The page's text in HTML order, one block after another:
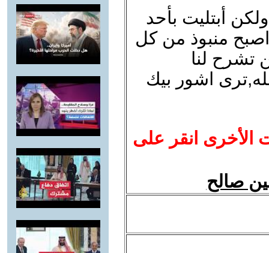
أبتليت بأحد
منبوذ من كل
تشرح لنا
اشور بيك
الأخرى انقر على
صالح